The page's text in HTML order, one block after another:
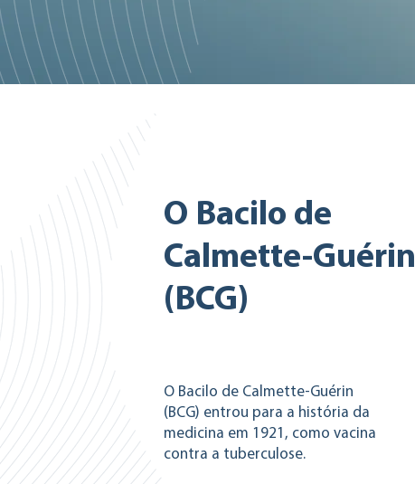
O Bacilo de Calmette-Guérin
(BCG) entrou para a história da
medicina em 1921, como vacina
contra a tuberculose.
O Bacilo de
Calmette-Guérin
(BCG)